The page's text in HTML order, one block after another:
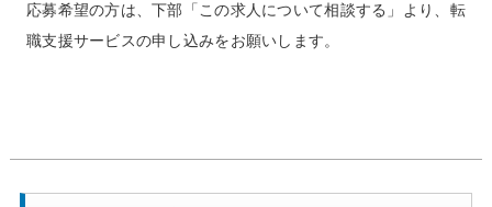
応募希望の方は、下部「この求人について相談する」より、転
職支援サービスの申し込みをお願いします。